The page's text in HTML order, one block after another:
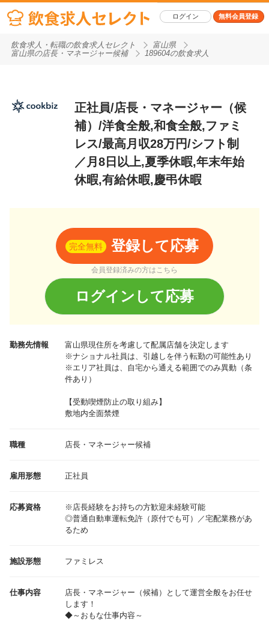
ログイン 無料会員登録
飲食求人・転職の飲食求人セレクト
富山県
富山県の店長・マネージャー候補
189604の飲食求人
正社員/店長・マネージャー（候
補）/洋食全般,和食全般,ファミ
レス/最高月収28万円/シフト制
／月8日以上,夏季休暇,年末年始
休暇,有給休暇,慶弔休暇
完全無料 登録して応募
会員登録済みの方はこちら
ログインして応募
勤務先情報 富山県現住所を考慮して配属店舗を決定します
※ナショナル社員は、引越しを伴う転勤の可能性あり
※エリア社員は、自宅から通える範囲でのみ異動（条
件あり）
【受動喫煙防止の取り組み】
敷地内全面禁煙
職種 店長・マネージャー候補
雇用形態 正社員
応募資格
※店長経験をお持ちの方歓迎未経験可能
◎普通自動車運転免許（原付でも可）／宅配業務があ
るため
施設形態 ファミレス
仕事内容
店長・マネージャー（候補）として運営全般をお任せ
します！
◆～おもな仕事内容～